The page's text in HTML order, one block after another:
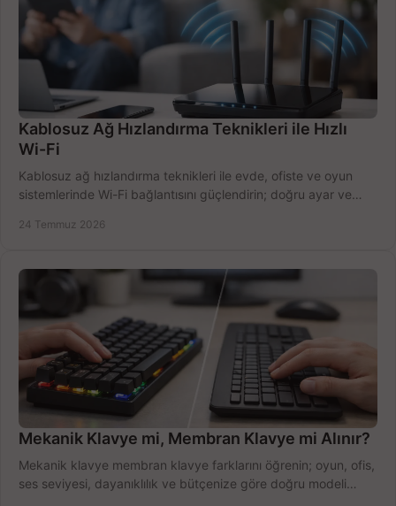
Kablosuz Ağ Hızlandırma Teknikleri ile Hızlı
Wi-Fi
Kablosuz ağ hızlandırma teknikleri ile evde, ofiste ve oyun
sistemlerinde Wi-Fi bağlantısını güçlendirin; doğru ayar ve
24 Temmuz 2026
Mekanik Klavye mi, Membran Klavye mi Alınır?
Mekanik klavye membran klavye farklarını öğrenin; oyun, ofis,
ses seviyesi, dayanıklılık ve bütçenize göre doğru modeli